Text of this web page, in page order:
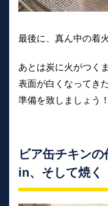
最後に、真ん中の着
あとは炭に火がつく
表面が白くなってき
準備を致しましょう！
ビア缶チキン
in、そして焼く